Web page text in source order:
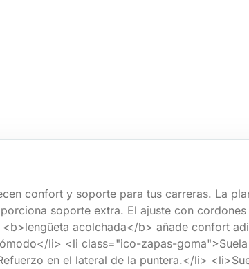
confort y soporte para tus carreras. La
soporte extra. El ajuste con
acolchada</b> añade confort
li> <li class="ico-zapas-
en el lateral de la puntera.</li>